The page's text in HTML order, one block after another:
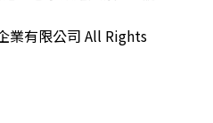
有限公司 All Rights